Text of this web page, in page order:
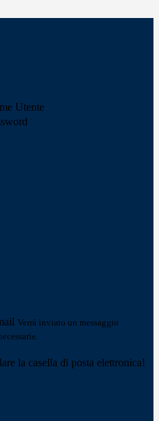
Utente
Verrà inviato un messaggio
la casella di posta elettronica!